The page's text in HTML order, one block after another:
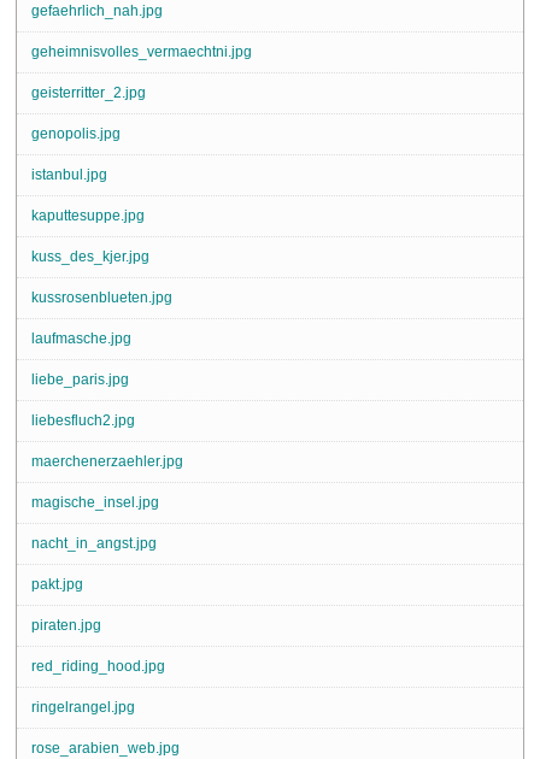
gefaehrlich_nah.jpg
geheimnisvolles_vermaechtni.jpg
geisterritter_2.jpg
genopolis.jpg
istanbul.jpg
kaputtesuppe.jpg
kuss_des_kjer.jpg
kussrosenblueten.jpg
laufmasche.jpg
liebe_paris.jpg
liebesfluch2.jpg
maerchenerzaehler.jpg
magische_insel.jpg
nacht_in_angst.jpg
pakt.jpg
piraten.jpg
red_riding_hood.jpg
ringelrangel.jpg
rose_arabien_web.jpg